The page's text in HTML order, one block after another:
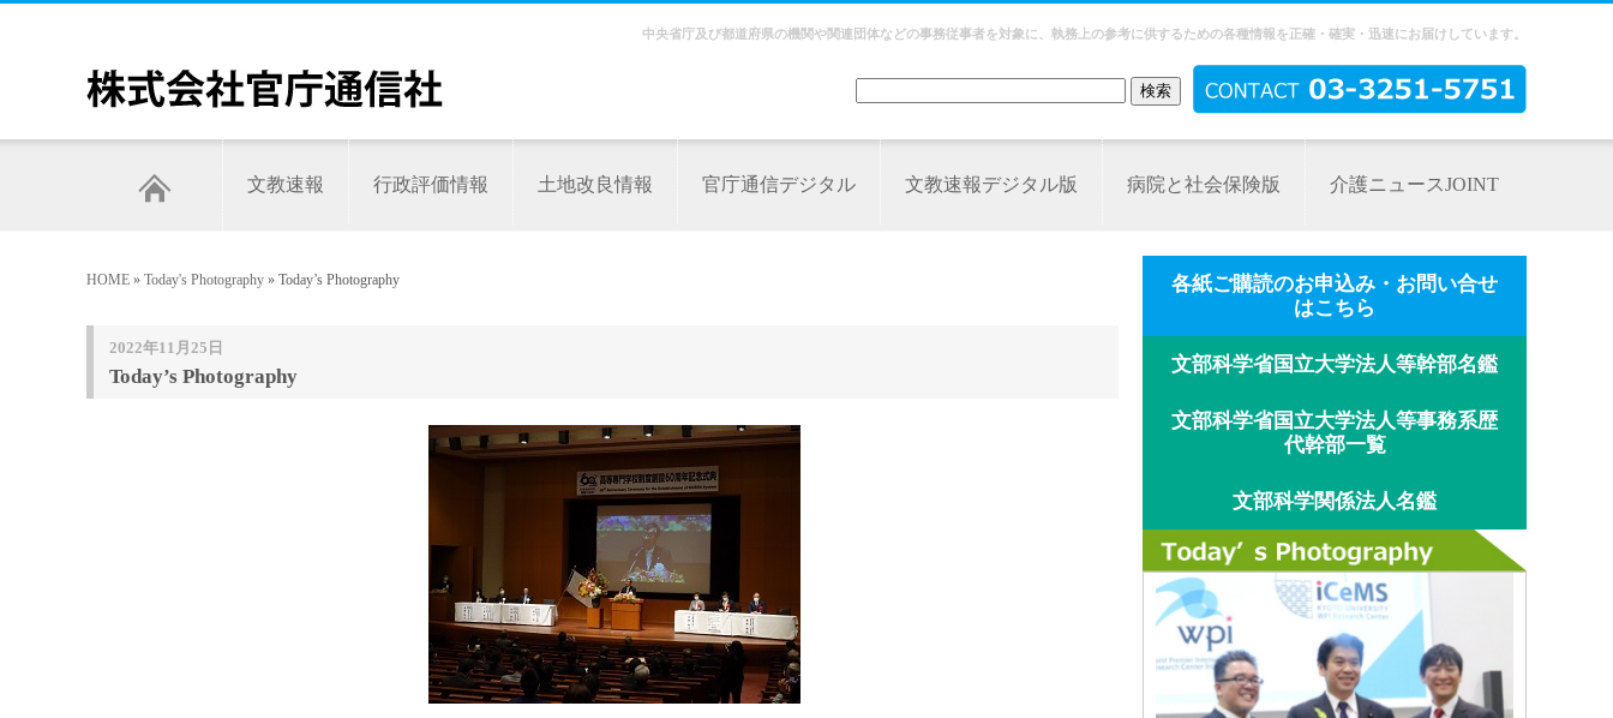
中央省庁及び都道府県の機関や関連団体などの事務従事者を対象に、執務上の参考に供するための各種情報を正確・確実・迅速にお届けしています。
文教速報 行政評価情報 土地改良情報 官庁通信デジタル 文教速報デジタル版 病院と社会保険版 介護ニュースJOINT
HOME » Today's Photography » Today’s Photography
2022年11月25日
Today’s Photography
各紙ご購読のお申込み・お問い合せ
はこちら
文部科学省国立大学法人等幹部名鑑
文部科学省国立大学法人等事務系歴
代幹部一覧
文部科学関係法人名鑑